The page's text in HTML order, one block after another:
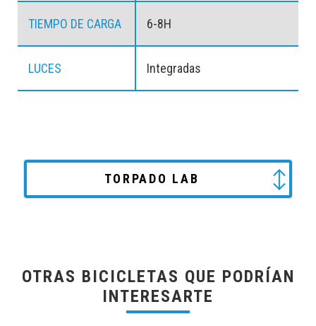
TIEMPO DE CARGA 6-8H
LUCES Integradas
TORPADO LAB
OTRAS BICICLETAS QUE PODRÍAN
INTERESARTE